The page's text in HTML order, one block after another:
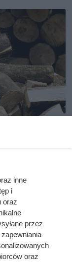
rzadko
inne
i
oraz
przez
oraz